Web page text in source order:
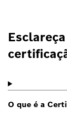
O que é a